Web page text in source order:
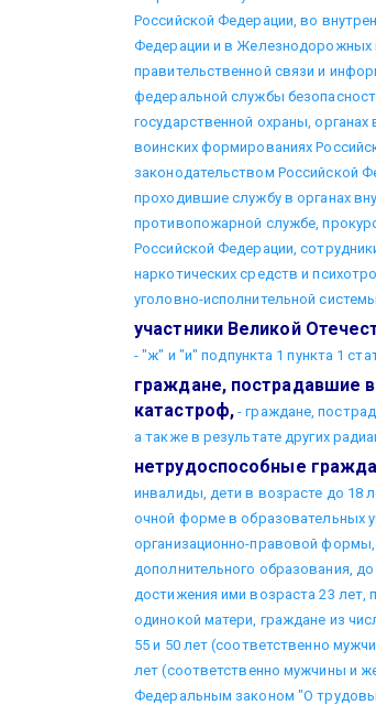
Российской Федерации, во
Федерации и в Железнодорожных
правительственной связи и
федеральной службы
государственной охраны,
воинских формированиях
законодательством Российской
проходившие службу в органах
противопожарной службе,
Российской Федерации,
наркотических средств и
уголовно-исполнительной
участники Великой
- "ж" и "и" подпункта 1 пункта 1
граждане, пострадавшие
катастроф, - граждане,
а также в результате других
нетрудоспособные
инвалиды, дети в возрасте до 18
очной форме в образовательных
организационно-правовой
дополнительного образования,
достижения ими возраста 23 лет,
одинокой матери, граждане из
55 и 50 лет (соответственно
лет (соответственно мужчины и
Федеральным законом "О